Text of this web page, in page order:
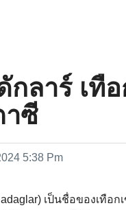
กลาร์ เทื
ซี
5:38 Pm
เป็นชื่อของเทือ